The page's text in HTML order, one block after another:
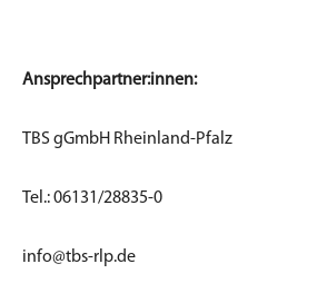
Ansprechpartner:innen:
TBSgGmbH Rheinland-Pfalz
Tel.: 06131/28835-0
info@tbs-rlp.de